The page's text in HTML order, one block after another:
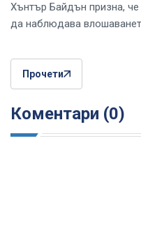
Хънтър Байдън призна,
да наблюдава
Прочети
Коментари (0)